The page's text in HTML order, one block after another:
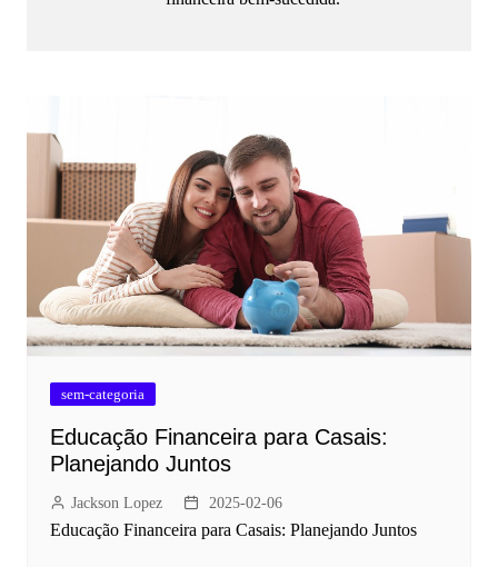
sem-categoria
Educação Financeira para Casais:
Planejando Juntos
Jackson Lopez 2025-02-06
Educação Financeira para Casais: Planejando Juntos